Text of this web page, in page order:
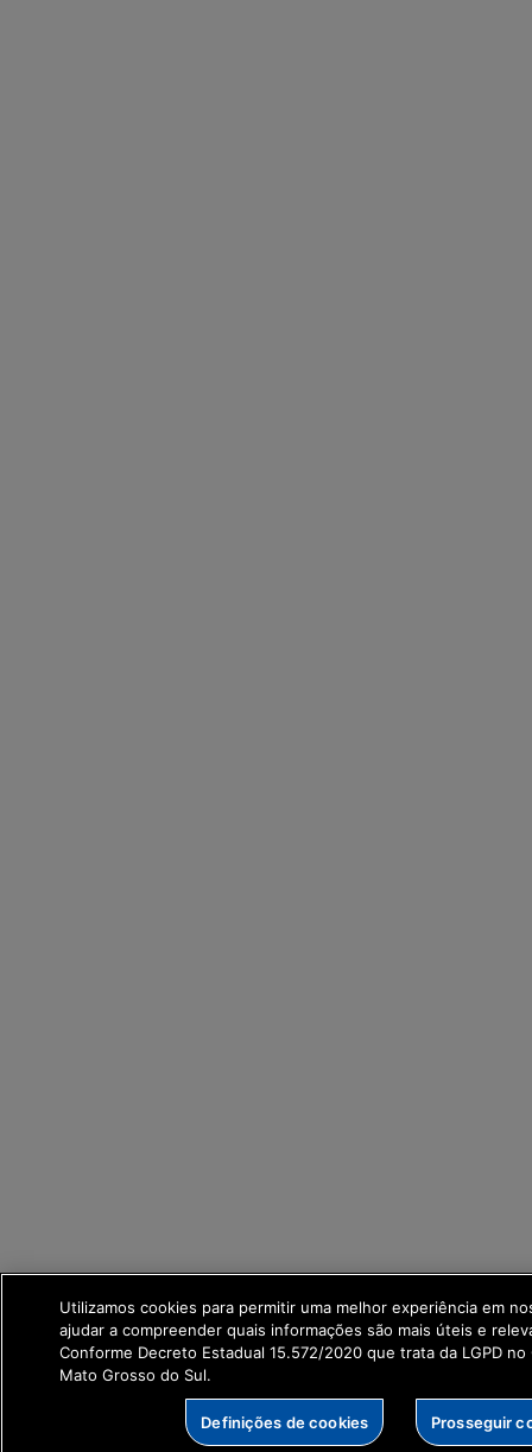
Utilizamos cookies para permitir uma melhor experiência em
ajudar a compreender quais informações são mais úteis e
Conforme Decreto Estadual 15.572/2020 que trata da LGPD
Mato Grosso do Sul.
Definições de cookies Prosseguir